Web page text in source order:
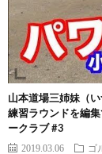
山本道場三姉妹（
練習ラウンドを編
ークラブ #3
2019.03.06 ゴ